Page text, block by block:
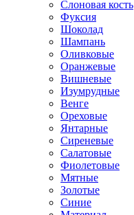
Слоновая кость
Фуксия
Шоколад
Шампань
Оливковые
Оранжевые
Вишневые
Изумрудные
Венге
Ореховые
Янтарные
Сиреневые
Салатовые
Фиолетовые
Мятные
Золотые
Синие